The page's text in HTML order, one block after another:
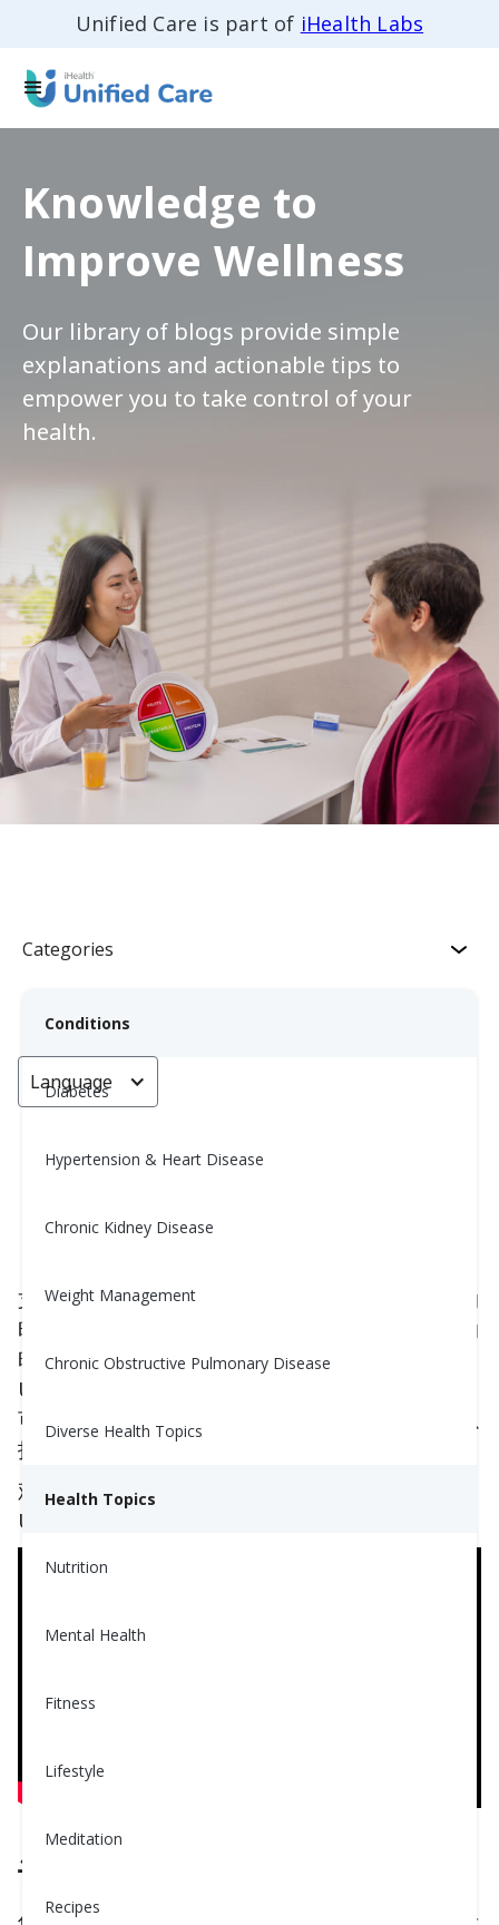
Unified Care is part of iHealth Labs
Knowledge to
Improve Wellness
Our library of blogs provide simple
explanations and actionable tips to
empower you to take control of your
health.
Categories
Conditions
Diabetes
Hypertension & Heart Disease
Chronic Kidney Disease
Weight Management
Chronic Obstructive Pulmonary Disease
Diverse Health Topics
Health Topics
Nutrition
Mental Health
Fitness
Lifestyle
Meditation
Recipes
Language
建立你的支持系统
Nina Ghamrawi, MS, RD, CDE
支持系统是一个由人组成的群体，他们在你最需要的
时候为你提供
。当你做得好的
时候，他们也能帮助你保持强大。你总有
UnifiedCare团队在你身边，但在你日常生活中，你
可以依靠谁来支持你呢？在你最需要的时候，你可以
打电话给谁呢？
观看我们的视频或继续阅读。请记住，你的
UnifiedCare团队始终在这里支持你。
识别你当前及潜在的支持系统